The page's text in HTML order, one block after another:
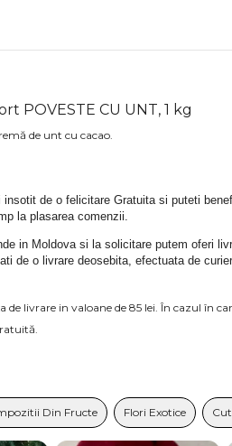
POVESTE CU UNT, 1 kg
de unt cu cacao.
insotit de o felicitare Gratuita si puteti
la plasarea comenzii.
in Moldova si la solicitare putem oferi
de o livrare deosebita, efectuata de
de livrare in valoane de 85 lei. În cazul în
Din Fructe Flori Exotice